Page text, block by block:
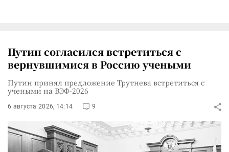
Путин согласился встретиться с
вернувшимися в Россию учеными
Путин принял предложение Трутнева встретиться с
учеными на ВЭФ-2026
6 августа 2026, 14:14 9